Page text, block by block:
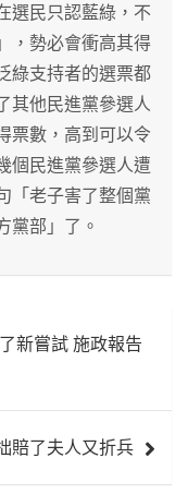
選民只認藍綠，不
，勢必會衝高其得
綠支持者的選票都
其他民進黨參選人
票數，高到可以令
個民進黨參選人遭
「老子害了整個黨
黨部」了。
新嘗試 施政報告
賠了夫人又折兵